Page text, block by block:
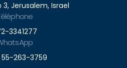
Jerusalem, Israel
3341277
55-263-3759